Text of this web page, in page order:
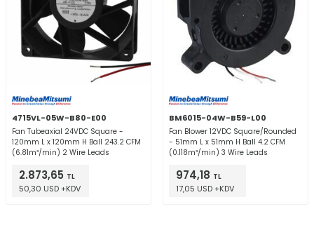
4715VL-05W-B80-E00
Fan Tubeaxial 24VDC Square -
120mm L x 120mm H Ball 243.2 CFM
(6.81m³/min) 2 Wire Leads
2.873,65 TL
50,30 USD +KDV
BM6015-04W-B59-L00
Fan Blower 12VDC Square/Rounded
- 51mm L x 51mm H Ball 4.2 CFM
(0.118m³/min) 3 Wire Leads
974,18 TL
17,05 USD +KDV